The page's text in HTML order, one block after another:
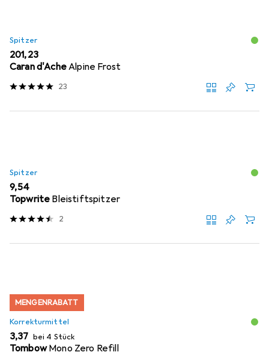
Spitzer
EUR
201,23
Caran d'AcheAlpine Frost
23
Spitzer
EUR
9,54
Topwrite Bleistiftspitzer
2
MENGENRABATT
Korrekturmittel
EUR
3,37 bei 4 Stück
Tombow Mono Zero Refill